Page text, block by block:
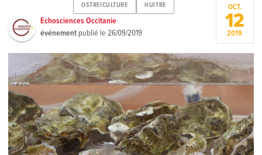
OSTREICULTURE HUITRE
Echosciences Occitanie
événement publié le26/09/2019
OCT.
12
2019